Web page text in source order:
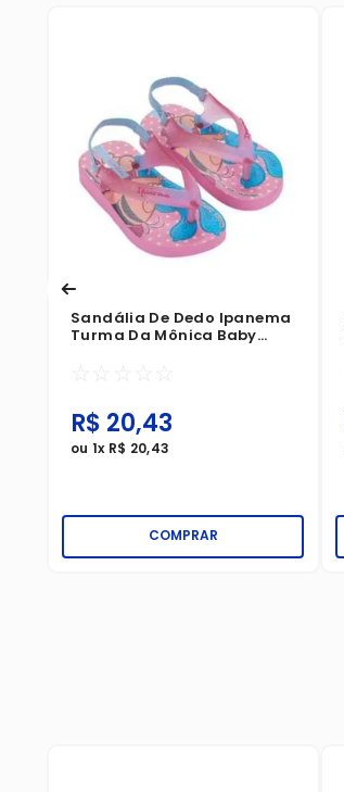
Sandália De Dedo Ipanema
Turma Da Mônica Baby
☆ ☆ ☆ ☆ ☆
R$ 20,43
ou 1x R$ 20,43
COMPRAR